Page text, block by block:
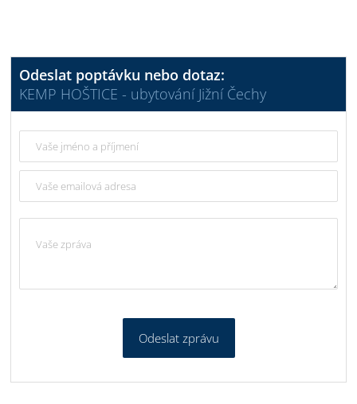
Odeslat poptávku nebo dotaz:
KEMP HOŠTICE - ubytování Jižní Čechy
Odeslat zprávu